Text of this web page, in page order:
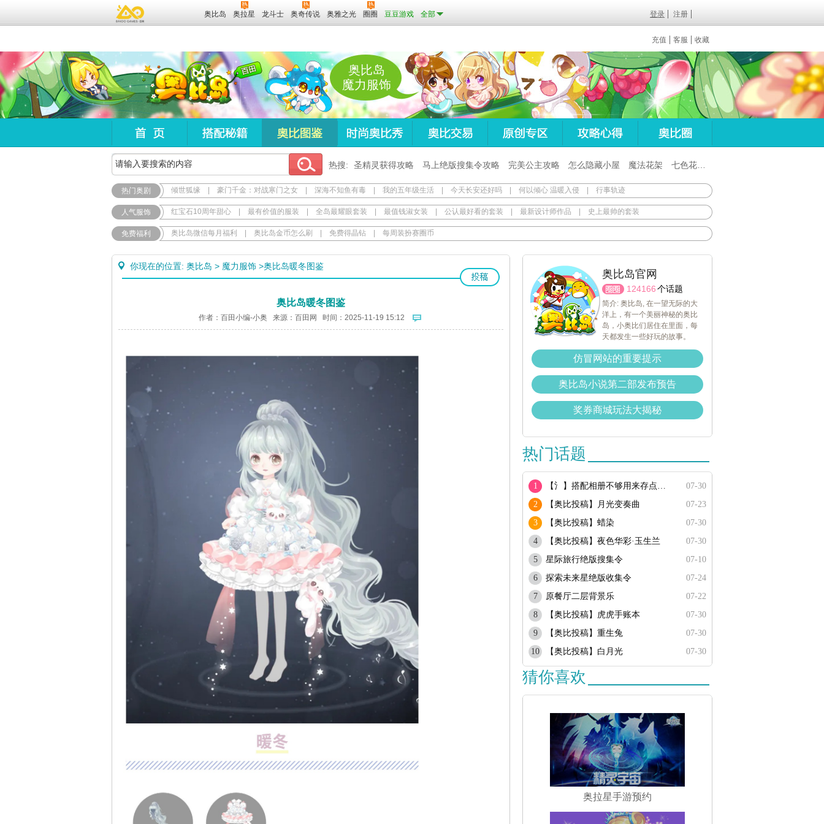
奥比岛 奥拉星 龙斗士 奥奇传说 奥雅之光 圈圈 豆豆游戏 全部 登录 注册
充值 客服 收藏
奥比岛
魔力服饰
热搜: 圣精灵获得攻略 马上绝版搜集令攻略 完美公主攻略 怎么隐藏小屋 魔法花架 七色花在哪
热门奥剧 倾世狐缘 豪门千金：对战寒门之女 深海不知鱼有毒 我的五年级生活 今天长安还好吗 何以倾心 温暖入侵 行事轨迹
人气服饰 红宝石10周年甜心 最有价值的服装 全岛最耀眼套装 最值钱淑女装 公认最好看的套装 最新设计师作品 史上最帅的套装
免费福利 奥比岛微信每月福利 奥比岛金币怎么刷 免费得晶钻 每周装扮赛圈币
你现在的位置: 奥比岛 > 魔力服饰 >奥比岛暖冬图鉴
奥比岛暖冬图鉴
作者：百田小编-小奥 来源： 百田网 时间：2025-11-19 15:12
奥比岛官网
124166个话题
简介: 奥比岛, 在一望无际的大
洋上，有一个美丽神秘的奥比
岛，小奥比们居住在里面，每
天都发生一些好玩的故事。
仿冒网站的重要提示
奥比岛小说第二部发布预告
奖券商城玩法大揭秘
热门话题
1 【氵】搭配相册不够用来存点搭配
07-30
2
【奥比投稿】月光变奏曲
07-23
3
【奥比投稿】蜡染
07-30
4
【奥比投稿】夜色华彩·玉生兰
07-30
5
星际旅行绝版搜集令
07-10
6
探索未来星绝版收集令
07-24
7
原餐厅二层背景乐
07-22
8
【奥比投稿】虎虎手账本
07-30
9
【奥比投稿】重生兔
07-30
10
【奥比投稿】白月光 07-30
猜你喜欢
奥拉星手游预约